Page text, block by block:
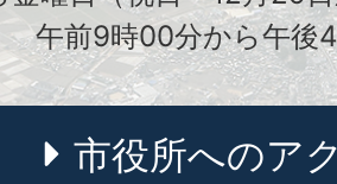
午前9時00分から午後
市役所へのア